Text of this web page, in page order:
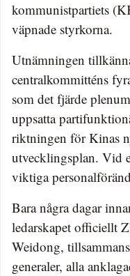
kommunistpartiets
väpnade styrkorna.
Utnämningen
centralkommitténs
som det fjärde
uppsatta
riktningen för Kinas
utvecklingsplan. Vid
viktiga
Bara några dagar
ledarskapet officiellt
Weidong,
generaler, alla